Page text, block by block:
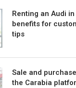
Renting an Audi
benefits for
tips
Sale and
the Carabia